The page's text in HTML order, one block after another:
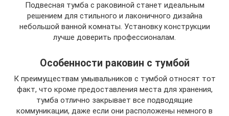
Подвесная тумба с раковиной станет идеальным
решением для стильного и лаконичного дизайна
небольшой ванной комнаты. Установку конструкции
лучше доверить профессионалам.
Особенности раковин с тумбой
К преимуществам умывальников с тумбой относят тот
факт, что кроме предоставления места для хранения,
тумба отлично закрывает все подводящие
коммуникации, даже если они расположены немного в